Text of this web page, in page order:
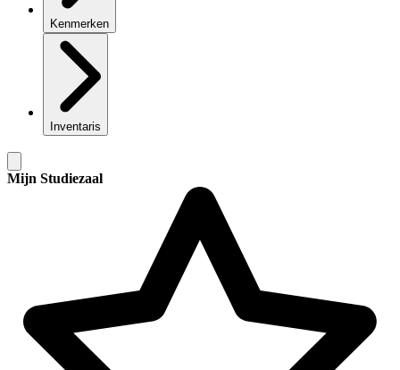
Kenmerken
Inventaris
Mijn Studiezaal